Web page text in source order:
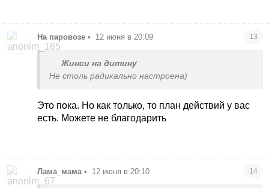
На паровозе • 12 июня в 20:09 13
Жинси на дитину
Не столь радикально настроена)
Это пока. Но как только, то план действий у вас
есть. Можете не благодарить
Лама_мама • 12 июня в 20:10 14